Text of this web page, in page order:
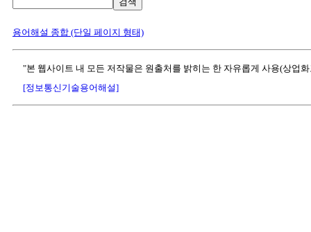
용어해설 종합 (단일 페이지 형태)
"본 웹사이트 내 모든 저작물은 원출처를 밝히는 한 자유롭게 사용(상업
[정보통신기술용어해설]